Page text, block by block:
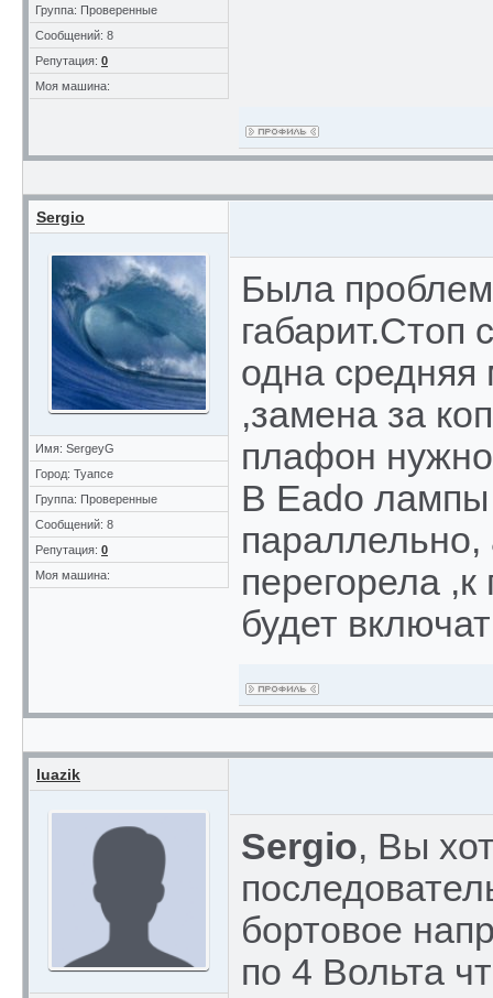
Группа: Проверенные
Сообщений: 8
Репутация: 0
Моя машина:
Sergio
Имя: SergeyG
Город: Туапсе
Группа: Проверенные
Сообщений: 8
Репутация: 0
Моя машина:
Была
габарит.Стоп
одна средняя
,замена за
плафон
В Eado
параллельно,
перегорела
будет
luazik
Sergio, Вы
бортовое
по 4 Вольта